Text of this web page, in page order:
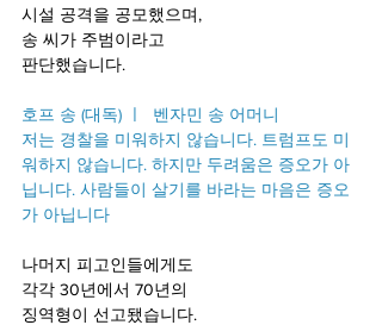
시설 공격을 공모했으며,
송 씨가 주범이라고
판단했습니다.
호프 송 (대독) ㅣ  벤자민 송 어머니
저는 경찰을 미워하지 않습니다. 트럼프도 미
워하지 않습니다. 하지만 두려움은 증오가 아
닙니다. 사람들이 살기를 바라는 마음은 증오
가 아닙니다
나머지 피고인들에게도
각각 30년에서 70년의
징역형이 선고됐습니다.